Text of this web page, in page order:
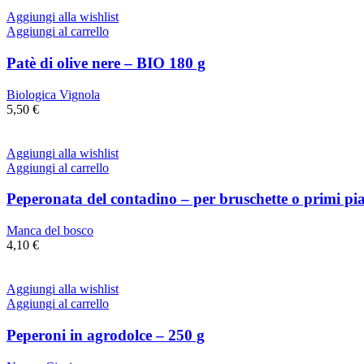
Aggiungi alla wishlist
Aggiungi al carrello
Patè di olive nere – BIO 180 g
Biologica Vignola
5,50 €
Aggiungi alla wishlist
Aggiungi al carrello
Peperonata del contadino – per bruschette o primi
Manca del bosco
4,10 €
Aggiungi alla wishlist
Aggiungi al carrello
Peperoni in agrodolce – 250 g